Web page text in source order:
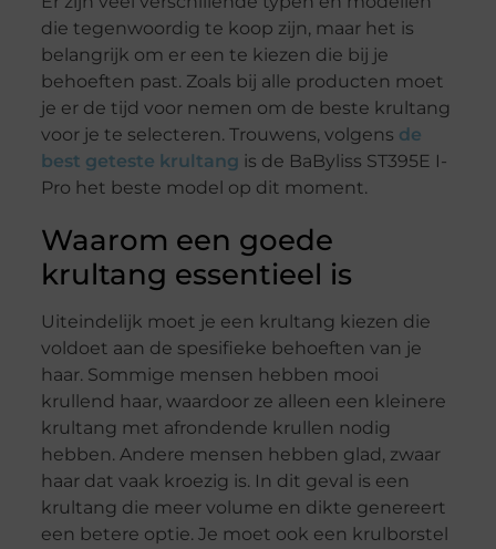
die tegenwoordig te koop zijn, maar het is
belangrijk om er een te kiezen die bij je
behoeften past. Zoals bij alle producten moet
je er de tijd voor nemen om de beste krultang
voor je te selecteren. Trouwens, volgens de
best geteste krultang is de BaByliss ST395E I-
Pro het beste model op dit moment.
Waarom een goede
krultang essentieel is
Uiteindelijk moet je een krultang kiezen die
voldoet aan de spesifieke behoeften van je
haar. Sommige mensen hebben mooi
krullend haar, waardoor ze alleen een kleinere
krultang met afrondende krullen nodig
hebben. Andere mensen hebben glad, zwaar
haar dat vaak kroezig is. In dit geval is een
krultang die meer volume en dikte genereert
een betere optie. Je moet ook een krulborstel